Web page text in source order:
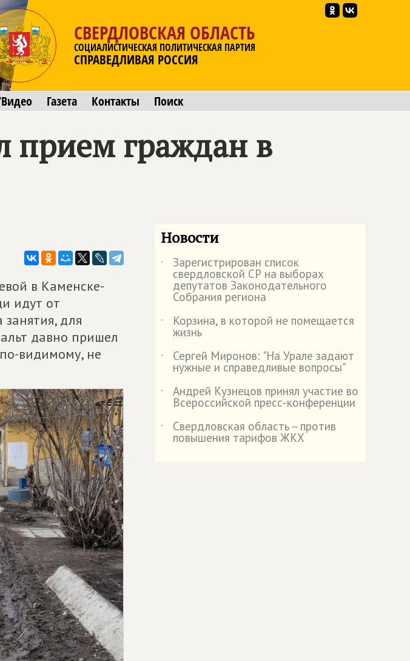
СВЕРДЛОВСКАЯ ОБЛАСТЬ
СОЦИАЛИСТИЧЕСКАЯ ПОЛИТИЧЕСКАЯ ПАРТИЯ
СПРАВЕДЛИВАЯ РОССИЯ
Газета Контакты Поиск
прием граждан в
в Каменске-
идут от
для
давно пришел
видимому, не
Новости
˙ Зарегистрирован список
свердловской СР на выборах
депутатов Законодательного
Собрания региона
˙
Корзина, в которой не помещается
жизнь
˙
Сергей Миронов: "На Урале задают
нужные и справедливые вопросы"
˙
Андрей Кузнецов принял участие во
Всероссийской пресс-конференции
˙
Свердловская область – против
повышения тарифов ЖКХ